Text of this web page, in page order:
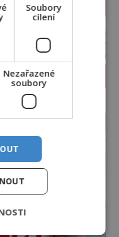
Soubory
cílení
Nezařazené
soubory